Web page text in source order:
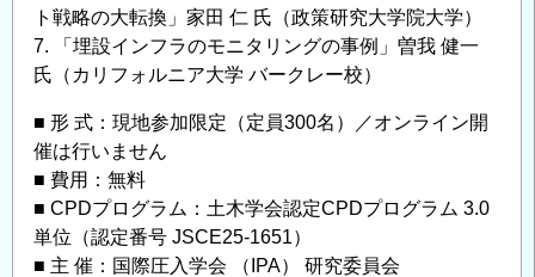
ト戦略の大転換」家田 仁 氏（政策研究大学院大学）
7. 「埋設インフラのモニタリングの事例」曽我 健一
氏（カリフォルニア大学 バークレー校）
■ 形 式：現地参加限定（定員300名）／オンライン開
催は行いません
■ 費用：無料
■ CPDプログラム：土木学会認定CPDプログラム 3.0
単位（認定番号 JSCE25-1651）
■ 主 催：国際圧入学会 （IPA） 研究委員会